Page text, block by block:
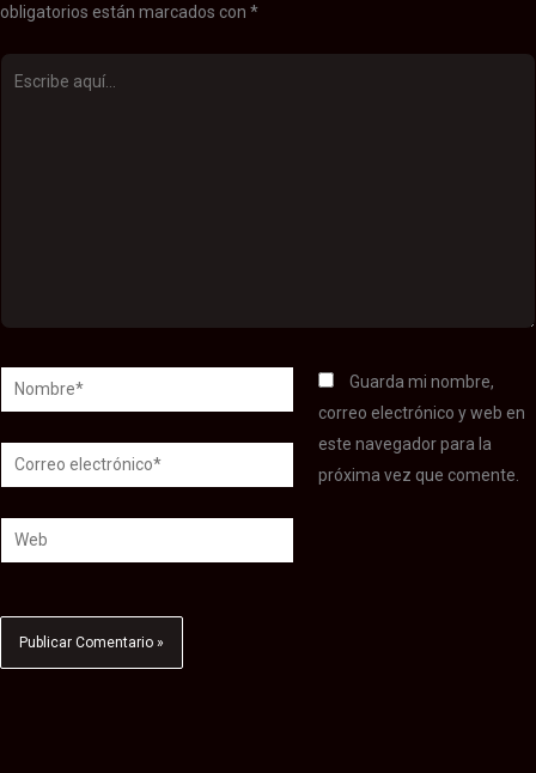
obligatorios están marcados con *
Nombre*
Correo
electrónico*
Web
Guarda mi nombre,
correo electrónico y web en
este navegador para la
próxima vez que comente.